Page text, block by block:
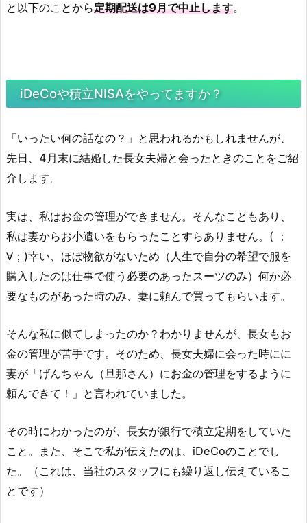
と以下のことから定期配送は9月で中止します。
iDeCoや積立NISAをやってますか？
「いったい何の話なの？」と思われるかもしれませんが、
先日、4月末に結婚した長女夫婦と会ったときのことをご紹
介します。
実は、私はお金の管理ができません。そんなこともあり、
私は妻からお小遣いをもらったことすらありません。( ；
∀；)幸い、ほぼ物欲がないため（人生で自分の希望で服を
購入したのは仕事で使う必要のあったスーツのみ）何か必
要なものがあった時のみ、妻に頼んで買ってもらいます。
そんな私に似てしまったのか？わかりませんが、長女もお
金の管理が苦手です。そのため、長女夫婦に会った時にに
妻が「げんちゃん（旦那さん）にお金の管理をするように
頼んできて！」と言われていました。
その時にわかったのが、長女が銀行で積立定期をしていた
こと。また、そこで私が伝えたのは、iDeCoのことでし
た。（これは、当社のスタッフにも繰り返し伝えているこ
とです）